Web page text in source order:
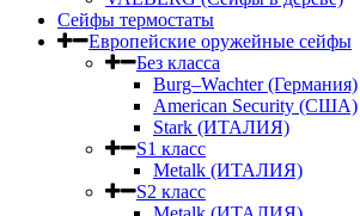
Сейфы термостаты
Европейские оружейные сейфы
Без класса
Burg–Wachter (Германия)
American Security (США)
Stark (ИТАЛИЯ)
S1 класс
Metalk (ИТАЛИЯ)
S2 класс